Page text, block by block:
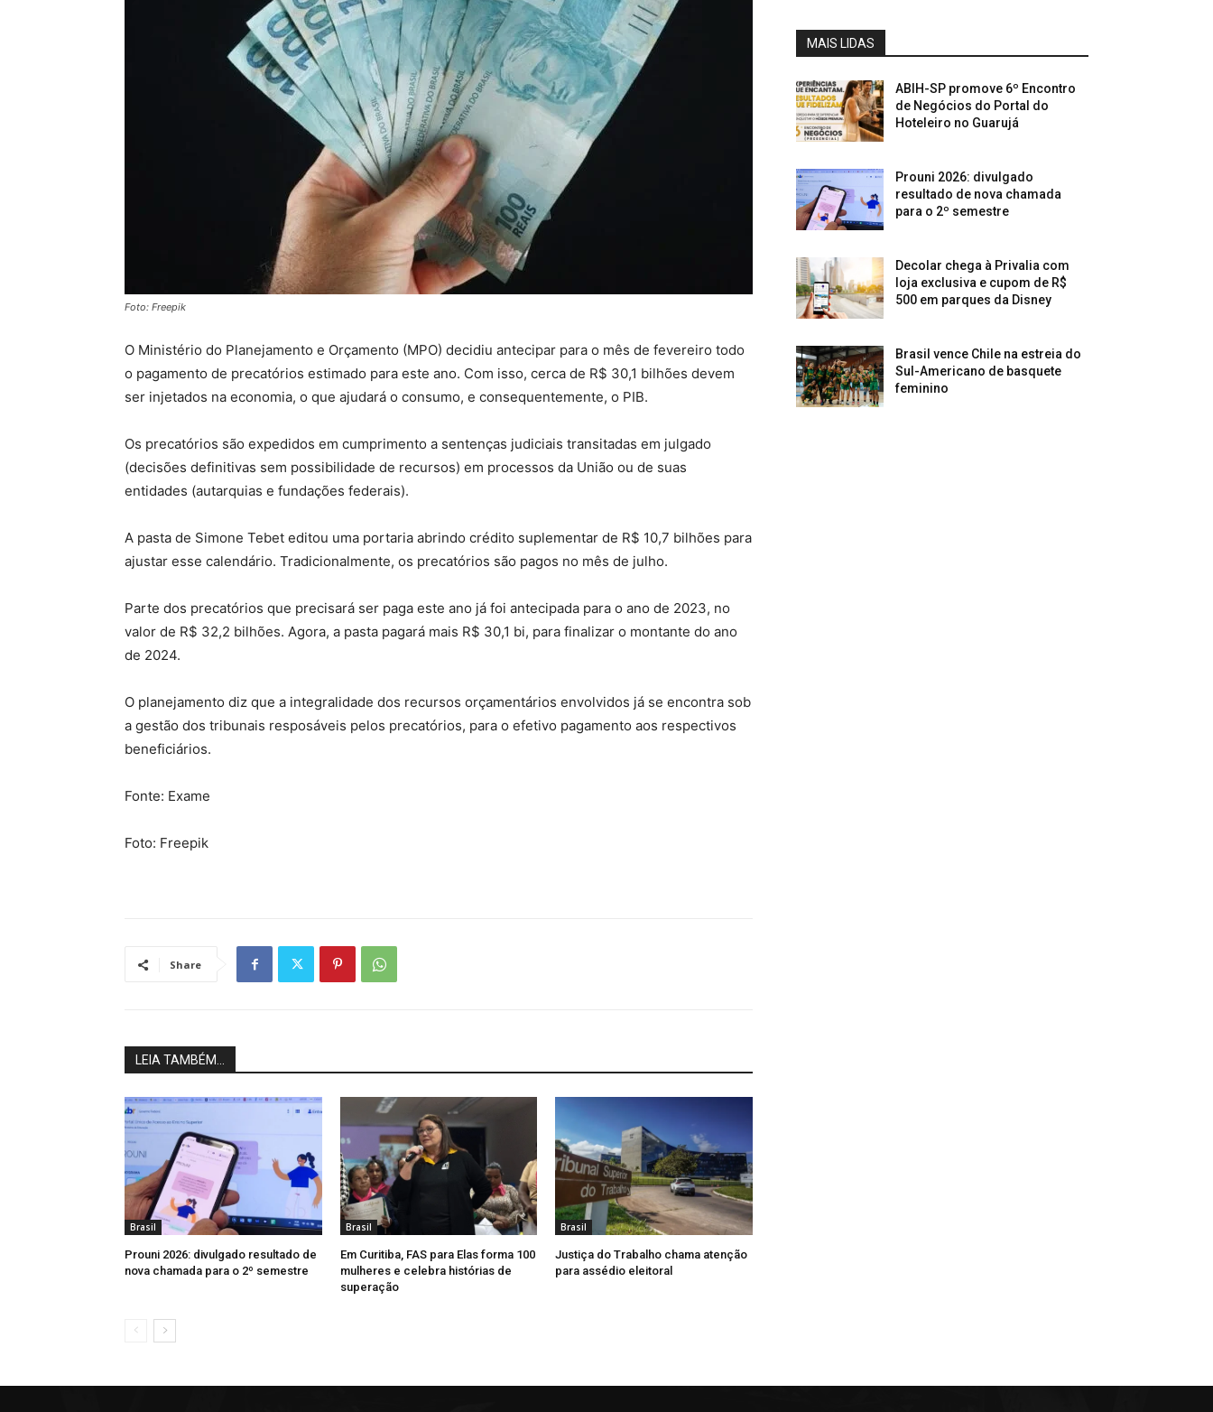
Foto: Freepik
O Ministério do Planejamento e Orçamento (MPO) decidiu antecipar para o mês de fevereiro todo
o pagamento de precatórios estimado para este ano. Com isso, cerca de R$ 30,1 bilhões devem
ser injetados na economia, o que ajudará o consumo, e consequentemente, o PIB.
Os precatórios são expedidos em cumprimento a sentenças judiciais transitadas em julgado
(decisões definitivas sem possibilidade de recursos) em processos da União ou de suas
entidades (autarquias e fundações federais).
A pasta de Simone Tebet editou uma portaria abrindo crédito suplementar de R$ 10,7 bilhões para
ajustar esse calendário. Tradicionalmente, os precatórios são pagos no mês de julho.
Parte dos precatórios que precisará ser paga este ano já foi antecipada para o ano de 2023, no
valor de R$ 32,2 bilhões. Agora, a pasta pagará mais R$ 30,1 bi, para finalizar o montante do ano
de 2024.
O planejamento diz que a integralidade dos recursos orçamentários envolvidos já se encontra sob
a gestão dos tribunais resposáveis pelos precatórios, para o efetivo pagamento aos respectivos
beneficiários.
Fonte: Exame
Foto: Freepik
Share
LEIA TAMBÉM...
Brasil
Prouni 2026: divulgado resultado de
nova chamada para o 2º semestre
Brasil
Em Curitiba, FAS para Elas forma 100
mulheres e celebra histórias de
superação
Brasil
Justiça do Trabalho chama atenção
para assédio eleitoral
MAIS LIDAS
ABIH-SP promove 6º Encontro
de Negócios do Portal do
Hoteleiro no Guarujá
Prouni 2026: divulgado
resultado de nova chamada
para o 2º semestre
Decolar chega à Privalia com
loja exclusiva e cupom de R$
500 em parques da Disney
Brasil vence Chile na estreia do
Sul-Americano de basquete
feminino